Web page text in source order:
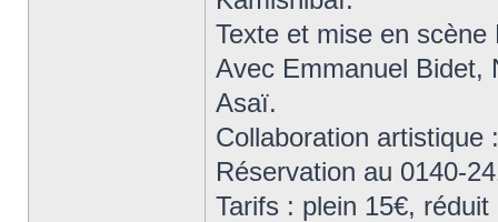
Texte et mise en scène
Avec Emmanuel Bidet,
Asaï.
Collaboration artistique
Réservation au 0140-
Tarifs : plein 15€,